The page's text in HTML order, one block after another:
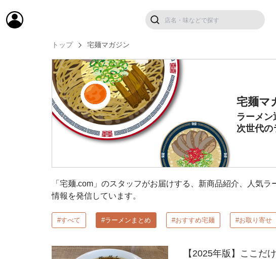
トップ 宅麺マガジン
宅麺マ
ラーメ
次世代の
「宅麺.com」のスタッフがお届けする、新商品紹介、人気
情報を発信しています。
#すべて #ラーメンまとめ #おすすめ宅麺 #お取り寄せ
【2025年版】ここだ